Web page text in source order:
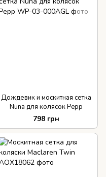
Дождевик и москитная сетка
Nuna для колясок Pepp
798 грн